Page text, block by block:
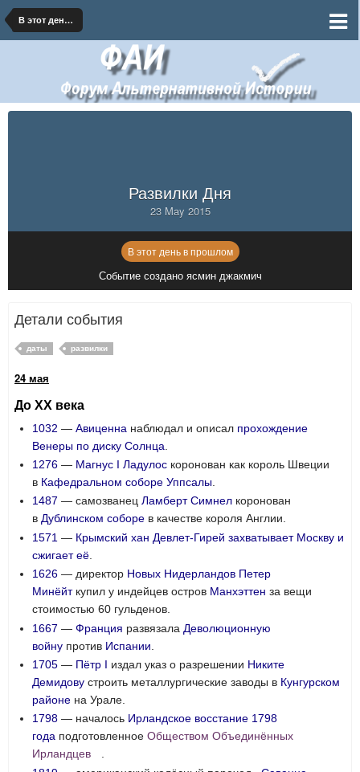
В этот день в прошлом
Развилки Дня
23 May 2015
В этот день в прошлом
Событие создано ясмин джакмич
Детали события
даты развилки
24 мая
До XX века
1032 —Авиценна наблюдал и описал прохождение
Венеры по диску Солнца
1276 — Магнус I Ладулос коронован как король Швеции
в Кафедральном соборе Уппсалы
1487 — самозванецЛамберт Симнел коронован
вДублинском соборе в качестве короля Англии.
1571 — Крымский хан Девлет-Гирей захватывает Москву и
сжигает её
1626 — директор Новых Нидерландов Петер
Минёйткупил у индейцев остров Манхэттен за вещи
стоимостью 60 гульденов.
1667 —Франция развязала Деволюционную
войну против Испании
1705 — Пётр I издал указ о разрешении Никите
Демидову строить металлургические заводы в Кунгурском
районе на Урале.
1798 — началось Ирландское восстание 1798
года подготовленноеОбществом Объединённых
Ирландцев
.